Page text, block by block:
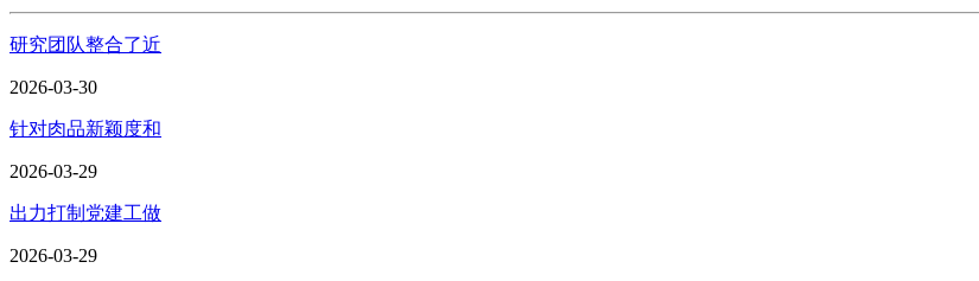
研究团队整合了近
2026-03-30
针对肉品新颖度和
2026-03-29
出力打制党建工做
2026-03-29